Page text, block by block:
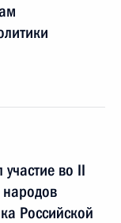
во II
Российской